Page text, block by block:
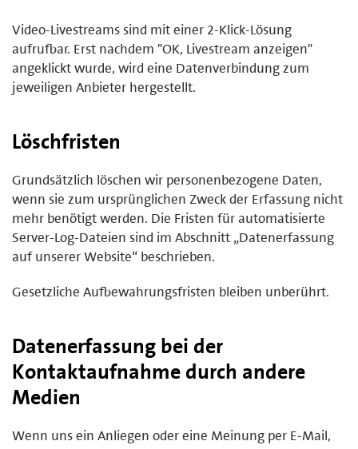
Video-Livestreams sind mit einer 2-Klick-Lösung
aufrufbar. Erst nachdem "OK, Livestream anzeigen"
angeklickt wurde, wird eine Datenverbindung zum
jeweiligen Anbieter hergestellt.
Löschfristen
Grundsätzlich löschen wir personenbezogene Daten,
wenn sie zum ursprünglichen Zweck der Erfassung nicht
mehr benötigt werden. Die Fristen für automatisierte
Server-Log-Dateien sind im Abschnitt „Datenerfassung
auf unserer Website“ beschrieben.
Gesetzliche Aufbewahrungsfristen bleiben unberührt.
Datenerfassung bei der
Kontaktaufnahme durch andere
Medien
Wenn uns ein Anliegen oder eine Meinung per E-Mail,